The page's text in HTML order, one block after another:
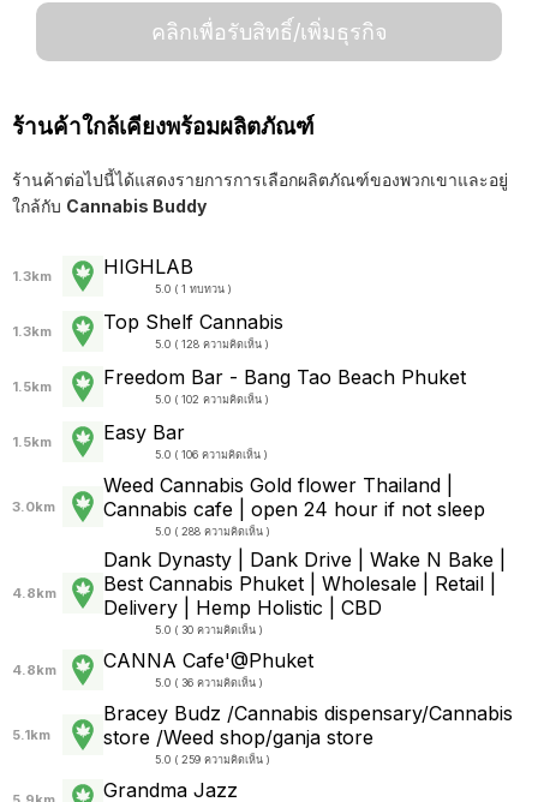
คลิกเพื่อรับสิทธิ์/เพิ่มธุรกิจ
ร้านค้าใกล้เคียงพร้อมผลิตภัณฑ์
ร้านค้าต่อไปนี้ได้แสดงรายการการเลือกผลิตภัณฑ์ของพวกเขาและอยู่
ใกล้กับ Cannabis Buddy
1.3km HIGHLAB
5.0 ( 1 ทบทวน )
1.3km Top Shelf Cannabis
5.0 ( 128 ความคิดเห็น )
1.5km Freedom Bar - Bang Tao Beach Phuket
5.0 ( 102 ความคิดเห็น )
1.5km Easy Bar
5.0 ( 106 ความคิดเห็น )
3.0km
Weed Cannabis Gold flower Thailand |
Cannabis cafe | open 24 hour if not sleep
5.0 ( 288 ความคิดเห็น )
4.8km
Dank Dynasty | Dank Drive | Wake N Bake |
Best Cannabis Phuket | Wholesale | Retail |
Delivery | Hemp Holistic | CBD
5.0 ( 30 ความคิดเห็น )
4.8km CANNA Cafe'@Phuket
5.0 ( 36 ความคิดเห็น )
5.1km
Bracey Budz /Cannabis dispensary/Cannabis
store /Weed shop/ganja store
5.0 ( 259 ความคิดเห็น )
Grandma Jazz